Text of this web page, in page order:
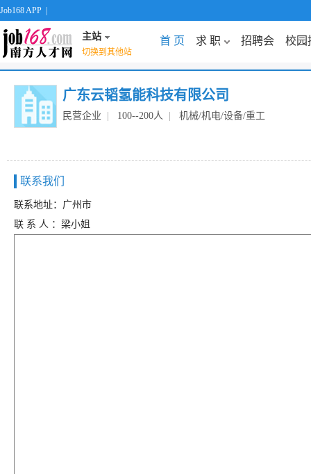
Job168 APP
主站
切换到其他站
首 页 求 职 招聘会 校园
广东云韬氢能科技有限公司
民营企业 100--200人 机械/机电/设备/重工
联系我们
联系地址：广州市
联 系 人 ：梁小姐